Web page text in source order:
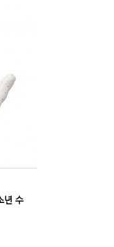
년 수